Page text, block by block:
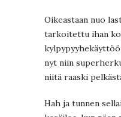
Oikeastaan nuo
tarkoitettu ihan
nyt niin
niitä raaski
Hah ja tunnen